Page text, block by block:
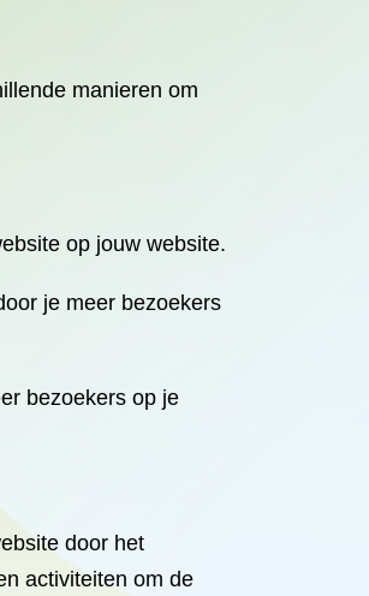
manieren om
op jouw website.
je meer bezoekers
bezoekers op je
door het
activiteiten om de